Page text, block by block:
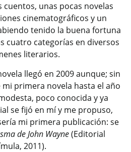
unas pocas novelas
cinematográficos y un
tenido la buena fortuna
cuatro categorías en diversos
literarios.
llegó en 2009 aunque; sin
primera novela hasta el año
poco conocida y ya
se fijó en mí y me propuso,
mi primera publicación: se
de John Wayne(Editorial
2011).